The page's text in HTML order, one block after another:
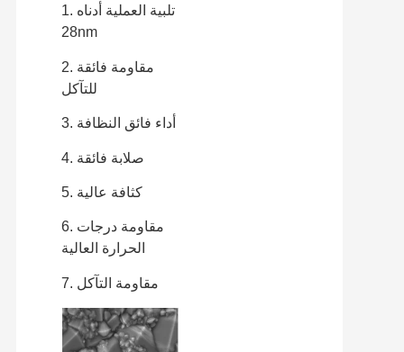
1. تلبية العملية أدناه
28nm
2. مقاومة فائقة
5. كثافة عالية
6. مقاومة درجات